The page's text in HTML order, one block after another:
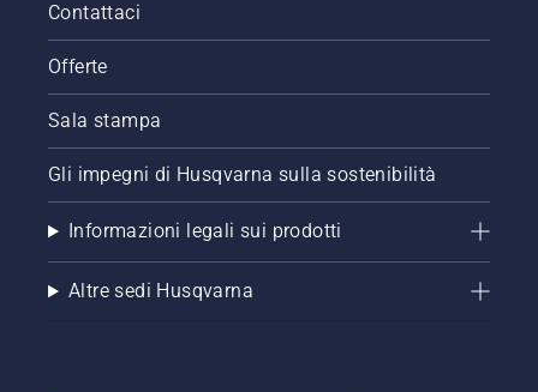
Contattaci
Offerte
Sala stampa
Gli impegni di Husqvarna sulla sostenibilità
Informazioni legali sui prodotti
Altre sedi Husqvarna